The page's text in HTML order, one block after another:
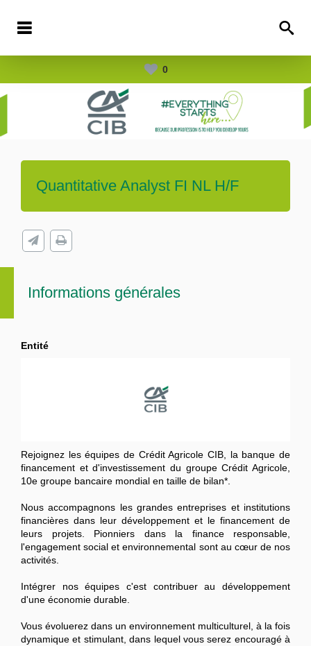
0
Quantitative Analyst FI NL H/F
Informations générales
Entité
Rejoignez les équipes de Crédit Agricole CIB, la banque de
financement et d'investissement du groupe Crédit Agricole,
10e groupe bancaire mondial en taille de bilan*.
Nous accompagnons les grandes entreprises et institutions
financières dans leur développement et le financement de
leurs projets. Pionniers dans la finance responsable,
l'engagement social et environnemental sont au cœur de nos
activités.
Intégrer nos équipes c'est contribuer au développement
d'une économie durable.
Vous évoluerez dans un environnement multiculturel, à la fois
dynamique et stimulant, dans lequel vous serez encouragé à